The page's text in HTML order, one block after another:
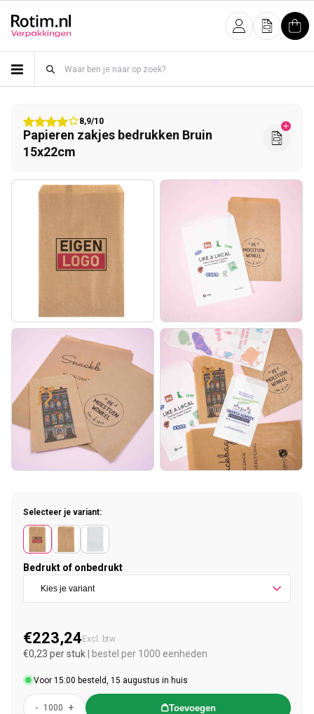
InloggenOfferte
8,9/10
Papieren zakjes bedrukken Bruin
15x22cm
Selecteer je variant:
Bedrukt of onbedrukt
Normale prijs
€223,24 Excl. btw
€0,23 per stuk | bestel per 1000 eenheden
Voor 15:00 besteld, 15 augustus in huis
- + Toevoegen